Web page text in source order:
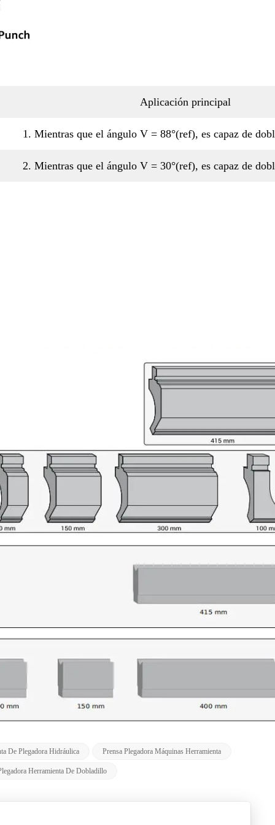
Aplicación principal
1. Mientras que el ángulo V = 88°(ref), es capaz de
2. Mientras que el ángulo V = 30°(ref), es capaz de
De Plegadora Hidráulica Prensa Plegadora Máquinas Herramienta
Herramienta De Dobladillo